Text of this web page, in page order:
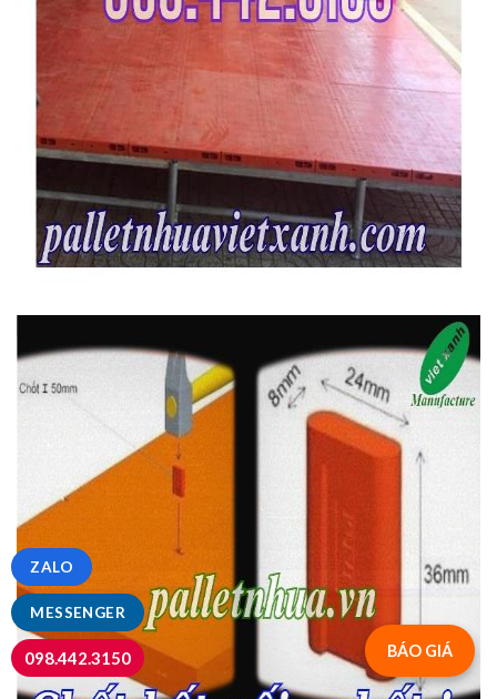
BÁO GIÁ
MESSENGER
ZALO
098.442.3150